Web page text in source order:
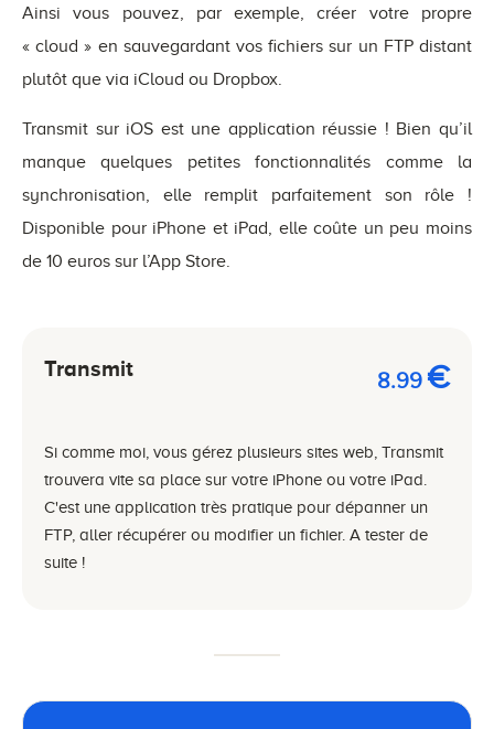
Ainsi vous pouvez, par exemple, créer votre propre
« cloud » en sauvegardant vos fichiers sur un FTP distant
plutôt que via iCloud ou Dropbox.
Transmit sur iOS est une application réussie ! Bien qu’il
manque quelques petites fonctionnalités comme la
synchronisation, elle remplit parfaitement son rôle !
Disponible pour iPhone et iPad, elle coûte un peu moins
de 10 euros sur l’App Store.
Transmit 8.99 €
Si comme moi, vous gérez plusieurs sites web, Transmit
trouvera vite sa place sur votre iPhone ou votre iPad.
C'est une application très pratique pour dépanner un
FTP, aller récupérer ou modifier un fichier. A tester de
suite !